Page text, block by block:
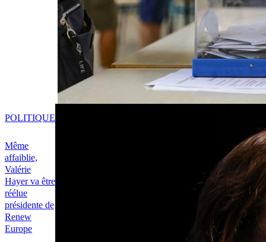
Même
affaiblie,
Valérie
Hayer va être
réélue
présidente de
Renew
Europe
POLITIQUE